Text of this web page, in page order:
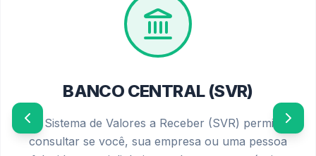
BANCO CENTRAL (SVR)
O Sistema de Valores a Receber (SVR) permite
consultar se você, sua empresa ou uma pessoa